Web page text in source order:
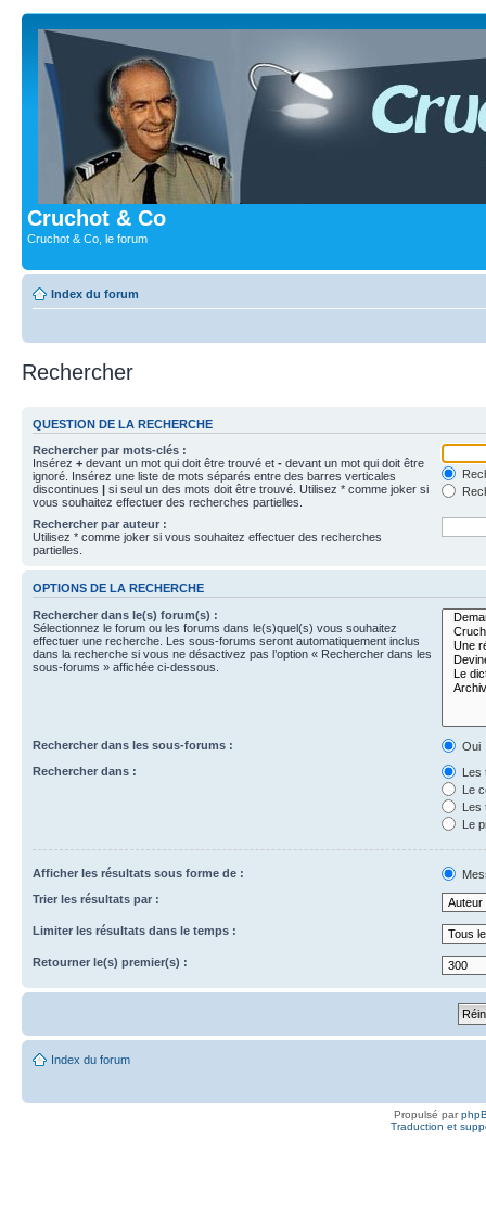
Cruchot & Co
Cruchot & Co, le forum
Index du forum
Rechercher
QUESTION DE LA RECHERCHE
Rechercher par mots-clés :
Insérez + devant un mot qui doit être trouvé et - devant un mot qui doit être
ignoré. Insérez une liste de mots séparés entre des barres verticales
discontinues | si seul un des mots doit être trouvé. Utilisez * comme joker si
vous souhaitez effectuer des recherches partielles.
Rechercher par auteur :
Utilisez * comme joker si vous souhaitez effectuer des recherches
partielles.
OPTIONS DE LA RECHERCHE
Rechercher dans le(s) forum(s) :
Sélectionnez le forum ou les forums dans le(s)quel(s) vous souhaitez
effectuer une recherche. Les sous-forums seront automatiquement inclus
dans la recherche si vous ne désactivez pas l’option « Rechercher dans les
sous-forums » affichée ci-dessous.
Rechercher dans les sous-forums :
Oui
Rechercher dans :
Les
Le
Les
Le
Afficher les résultats sous forme de :
Trier les résultats par :
Limiter les résultats dans le temps :
Retourner le(s) premier(s) :
Index du forum
Propulsé par
Traduction et